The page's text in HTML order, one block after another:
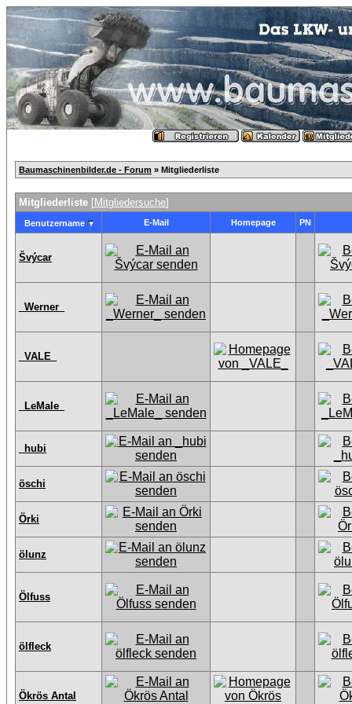
Baumaschinenbilder.de - Forum » Mitgliederliste
Mitgliederliste [Mitgliedersuche]
Benutzername E-Mail Homepage PN
Švýcar
_Werner_
_VALE_
_LeMale_
_hubi
öschi
Örki
ölunz
Ölfuss
ölfleck
Ökrös Antal